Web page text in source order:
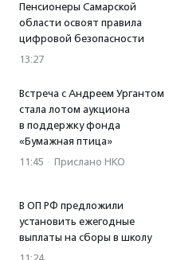
Пенсионеры Самарской
области освоят правила
цифровой безопасности
13:27
Встреча с Андреем Ургантом
стала лотом аукциона
в поддержку фонда
«Бумажная птица»
11:45 · Прислано НКО
В ОП РФ предложили
установить ежегодные
выплаты на сборы в школу